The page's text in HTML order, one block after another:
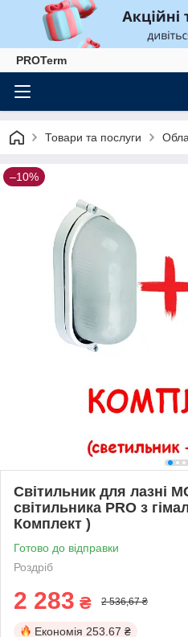
PROTerm
Товари та послуги
–10%
Світильник для лазні
світильника PRO з
Комплект )
Готово до відправки
Роздріб
2 283 ₴ 2 536,67 ₴
Економія 253.67 ₴